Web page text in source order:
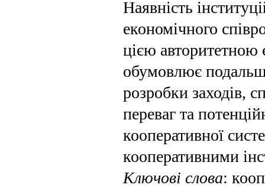
Наявність
економіч­ного
цією авторитетною
обумовлює
розробки заходів,
переваг та
кооперативної
кооперативними
Ключові слова: